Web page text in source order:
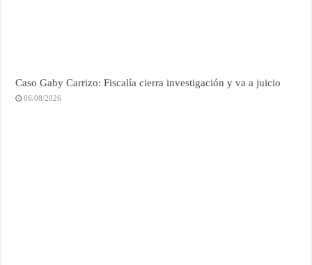
Caso Gaby Carrizo: Fiscalía cierra investigación y va a juicio
06/08/2026